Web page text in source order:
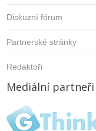
Diskuzní fórum
Partnerské stránky
Redaktoři
Mediální partneři